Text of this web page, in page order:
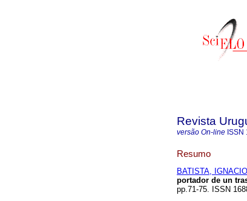
Revista
versão On-line ISSN
Resumo
BATISTA, IGNACIO
portador de un
pp.71-75. ISSN